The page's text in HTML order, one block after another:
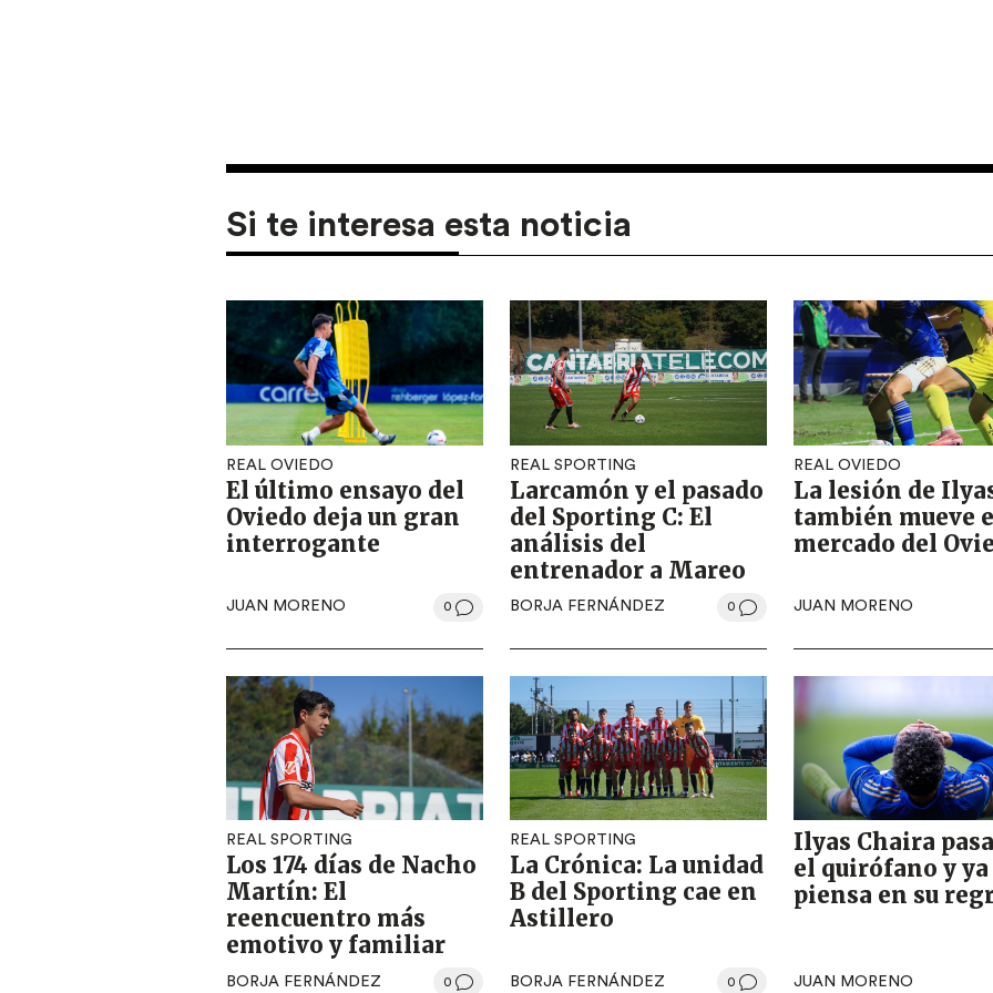
Si te interesa esta noticia
REAL OVIEDO
El último ensayo del
Oviedo deja un gran
interrogante
JUAN MORENO 0
REAL SPORTING
Larcamón y el pasado
del Sporting C: El
análisis del
entrenador a Mareo
BORJA FERNÁNDEZ 0
REAL OVIEDO
La lesión de
también mueve
mercado del
JUAN MORENO
REAL SPORTING
Los 174 días de Nacho
Martín: El
reencuentro más
emotivo y familiar
BORJA FERNÁNDEZ 0
REAL SPORTING
La Crónica: La unidad
B del Sporting cae en
Astillero
BORJA FERNÁNDEZ 0
Ilyas Chaira
el quirófano y ya
piensa en su
JUAN MORENO